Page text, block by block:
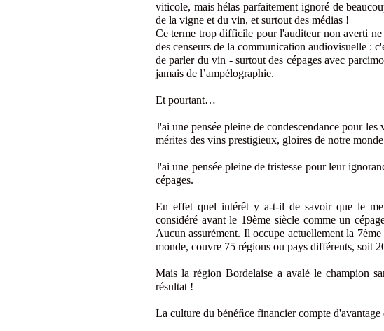
viticole, mais hélas parfaitement ignoré de
de la vigne et du vin, et surtout des médias !
Ce terme trop difficile pour l'auditeur non averti
des censeurs de la communication audiovisuelle :
de parler du vin - surtout des cépages avec
jamais de l’ampélographie.
Et pourtant…
J'ai une pensée pleine de condescendance pour les
mérites des vins prestigieux, gloires de notre
J'ai une pensée pleine de tristesse pour leur
cépages.
En effet quel intérêt y a-t-il de savoir que le
considéré avant le 19ème siècle comme un
Aucun assurément. Il occupe actuellement la
monde, couvre 75 régions ou pays différents, soit
Mais la région Bordelaise a avalé le champion
résultat !
La culture du bénéﬁce financier compte